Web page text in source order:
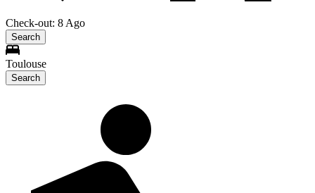
Check-out: 8 Ago
Search
Toulouse
Search